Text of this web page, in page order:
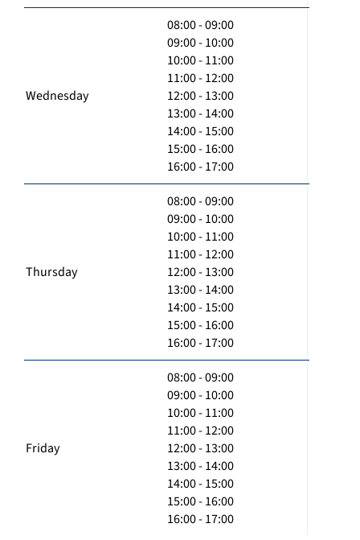
Wednesday
08:00 - 09:00
09:00 - 10:00
10:00 - 11:00
11:00 - 12:00
12:00 - 13:00
13:00 - 14:00
14:00 - 15:00
15:00 - 16:00
16:00 - 17:00
Thursday
08:00 - 09:00
09:00 - 10:00
10:00 - 11:00
11:00 - 12:00
12:00 - 13:00
13:00 - 14:00
14:00 - 15:00
15:00 - 16:00
16:00 - 17:00
Friday
08:00 - 09:00
09:00 - 10:00
10:00 - 11:00
11:00 - 12:00
12:00 - 13:00
13:00 - 14:00
14:00 - 15:00
15:00 - 16:00
16:00 - 17:00